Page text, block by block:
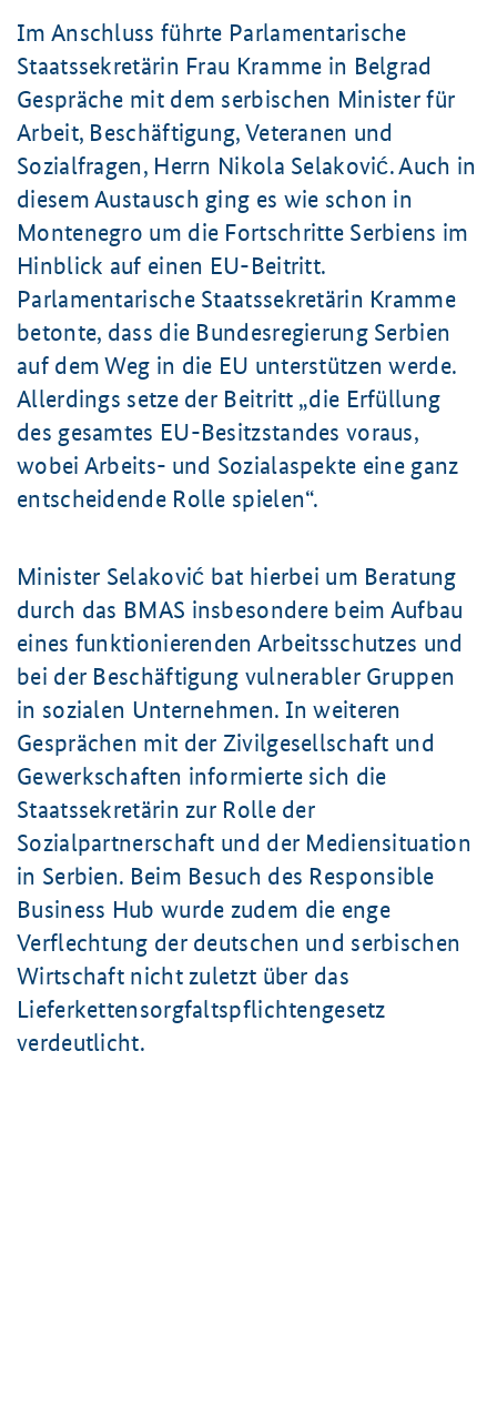
Im Anschluss führte Parlamentarische
Staatssekretärin Frau Kramme in Belgrad
Gespräche mit dem serbischen Minister für
Arbeit, Beschäftigung, Veteranen und
Sozialfragen, Herrn Nikola Selaković. Auch in
diesem Austausch ging es wie schon in
Montenegro um die Fortschritte Serbiens im
Hinblick auf einen EU-Beitritt.
Parlamentarische Staatssekretärin Kramme
betonte, dass die Bundesregierung Serbien
auf dem Weg in die EU unterstützen werde.
Allerdings setze der Beitritt die Erfüllung
des gesamtes EU-Besitzstandes voraus,
wobei Arbeits- und Sozialaspekte eine ganz
entscheidende Rolle spielen .
Minister Selaković bat hierbei um Beratung
durch das BMAS insbesondere beim Aufbau
eines funktionierenden Arbeitsschutzes und
bei der Beschäftigung vulnerabler Gruppen
in sozialen Unternehmen. In weiteren
Gesprächen mit der Zivilgesellschaft und
Gewerkschaften informierte sich die
Staatssekretärin zur Rolle der
Sozialpartnerschaft und der Mediensituation
in Serbien. Beim Besuch des Responsible
Business Hub wurde zudem die enge
Verflechtung der deutschen und serbischen
Wirtschaft nicht zuletzt über das
Lieferkettensorgfaltspflichtengesetz
verdeutlicht.